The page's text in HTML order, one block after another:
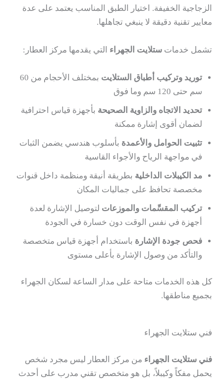
الزجاجية الخفيفة. اختيار الطبق المناسب يعتمد على عدة
معايير تقنية دقيقة لا ينبغي تجاهلها.
تشمل خدمات ستلايت الجهراء التي يقدمها مركز العطار:
توريد وتركيب أطباق الستلايت
بمختلف الأحجام من 60
سم حتى 120 سم وما فوق
تحديد الاتجاه والزاوية الصحيحة بأجهزة قياس احترافية
لضمان أقوى إشارة ممكنة
تثبيت الحوامل والأعمدة بأسلوب هندسي يضمن الثبات
في مواجهة الرياح والأجواء القاسية
مد الكيبلات الداخلية بطريقة أنيقة ومنظمة داخل قنوات
مخصصة تحافظ على جماليات المكان
تركيب المقسِّمات والموزعات لتوصيل الإشارة لعدة
أجهزة في نفس الوقت دون خسارة في الجودة
فحص جودة الإشارة باستخدام أجهزة قياس متخصصة
والتأكد من وصول الإشارة بأعلى مستوى
كل هذه الخدمات متاحة على مدار الساعة لسكان الجهراء
بجميع مناطقها.
فني ستلايت الجهراء
فني ستلايت الجهراء من مركز العطار ليس مجرد شخص
يحمل مفكاً وكيبلاً، بل هو متخصص تقني مدرب على أحدث